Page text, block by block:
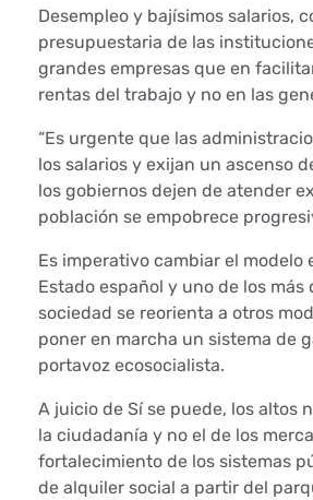
x
i
g
e
p
o
l
í
t
i
c
Desempleo y bajísimos salarios,
presupuestaria de las
grandes empresas que en
rentas del trabajo y no en las
“Es urgente que las
los salarios y exijan un ascenso
los gobiernos dejen de atender
población se empobrece
Es imperativo cambiar el
Estado español y uno de los
sociedad se reorienta a otros
poner en marcha un sistema de
portavoz ecosocialista.
A juicio de Sí se puede, los altos
la ciudadanía y no el de los
fortalecimiento de los sistemas
de alquiler social a partir del